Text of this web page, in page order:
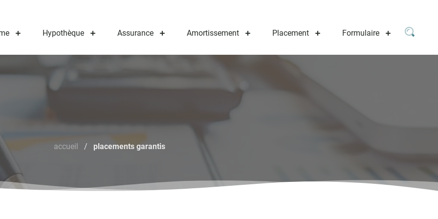
Hypothèque Assurance Amortissement Placement Formulaire
accueil / placements garantis